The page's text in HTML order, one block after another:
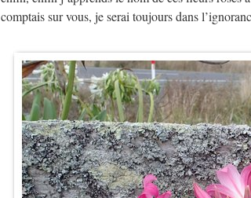
comptais sur vous, je serai toujours dans